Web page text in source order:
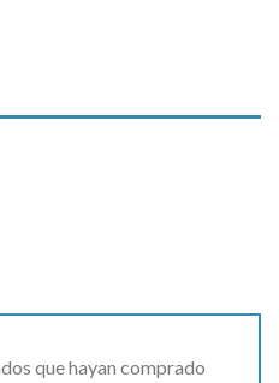
que hayan comprado